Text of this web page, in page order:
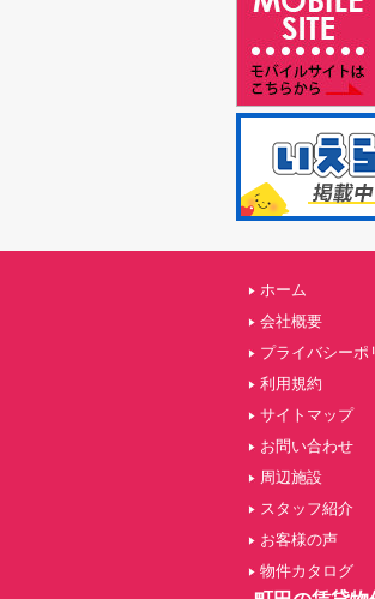
ホーム
会社概要
プライバシーポ
利用規約
サイトマップ
お問い合わせ
周辺施設
スタッフ紹介
お客様の声
物件カタログ